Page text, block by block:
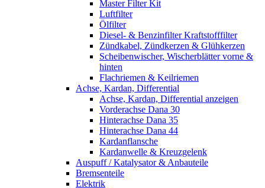
Master Filter Kit
Luftfilter
Ölfilter
Diesel- & Benzinfilter Kraftstofffilter
Zündkabel, Zündkerzen & Glühkerzen
Scheibenwischer, Wischerblätter vorne &
hinten
Flachriemen & Keilriemen
Achse, Kardan, Differential
Achse, Kardan, Differential anzeigen
Vorderachse Dana 30
Hinterachse Dana 35
Hinterachse Dana 44
Kardanflansche
Kardanwelle & Kreuzgelenk
Auspuff / Katalysator & Anbauteile
Bremsenteile
Elektrik